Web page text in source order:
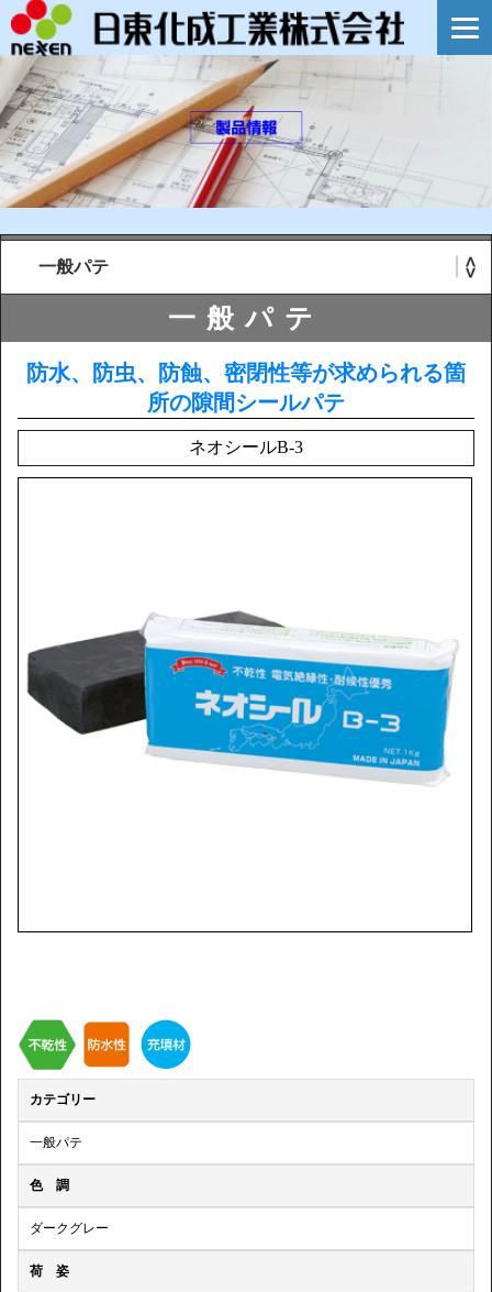
一般パテ
防水、防虫、防蝕、密閉性等が求められる箇
所の隙間シールパテ
ネオシールB-3
カテゴリー
一般パテ
色 調
ダークグレー
荷 姿